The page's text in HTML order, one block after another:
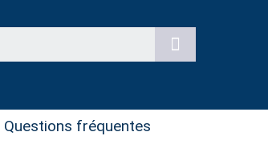
Questions fréquentes